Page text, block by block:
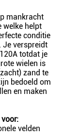
mankracht
welke helpt
conditie
Je verspreidt
totdat je
wielen is
zand te
bedoeld om
en maken
velden